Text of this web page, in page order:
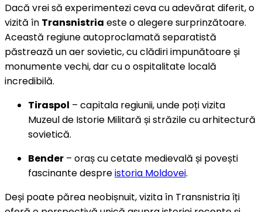
Dacă vrei să experimentezi ceva cu adevărat diferit, o
vizită în Transnistria este o alegere surprinzătoare.
Această regiune autoproclamată separatistă
păstrează un aer sovietic, cu clădiri impunătoare și
monumente vechi, dar cu o ospitalitate locală
incredibilă.
Tiraspol – capitala regiunii, unde poți vizita
Muzeul de Istorie Militară și străzile cu arhitectură
sovietică.
Bender – oraș cu cetate medievală și povești
fascinante despreistoria Moldovei.
Deși poate părea neobișnuit, vizita în Transnistria îți